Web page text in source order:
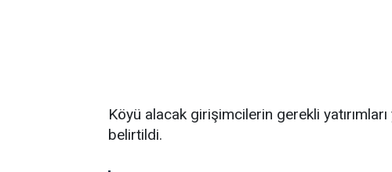
Köyü alacak girişimcilerin gerekli
belirtildi.